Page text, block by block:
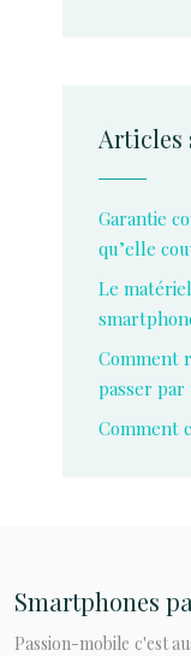
Garantie
qu’elle
Le
Comment
passer
Comment
Smartphones
Passion-mobile c'est